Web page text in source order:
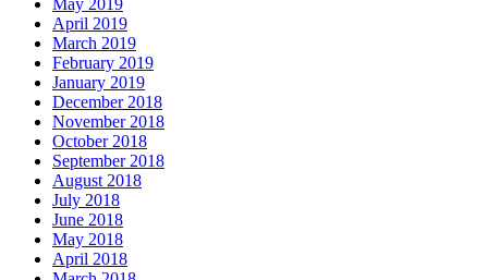
May 2019
April 2019
March 2019
February 2019
January 2019
December 2018
November 2018
October 2018
September 2018
August 2018
July 2018
June 2018
May 2018
April 2018